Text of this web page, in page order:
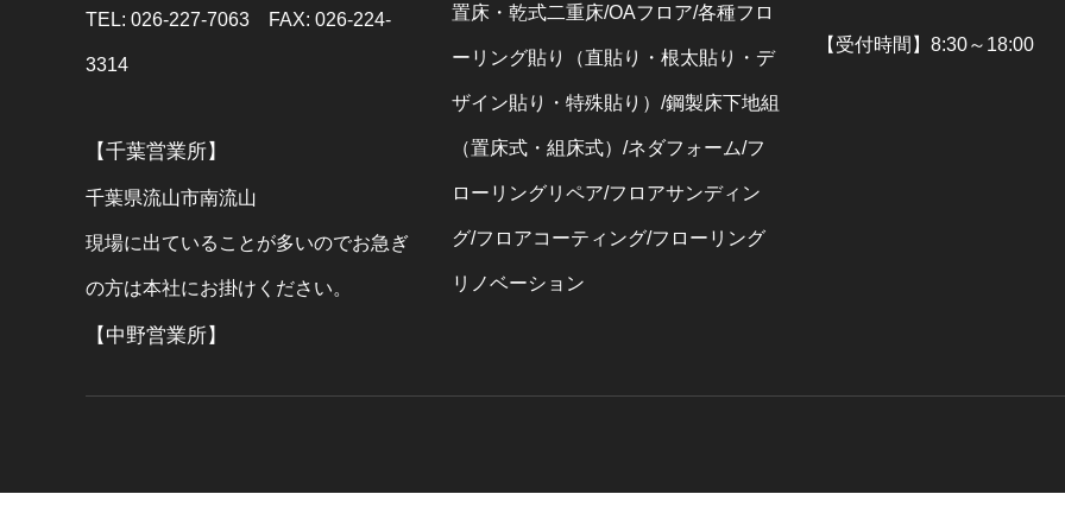
TEL: 026-227-7063 FAX: 026-224-
3314
【千葉営業所】
千葉県流山市南流山
現場に出ていることが多いのでお急ぎ
の方は本社にお掛けください。
【中野営業所】
置床・乾式二重床/OAフロア/各種フロ
ーリング貼り（直貼り・根太貼り・デ
ザイン貼り・特殊貼り）/鋼製床下地組
（置床式・組床式）/ネダフォーム/フ
ローリングリペア/フロアサンディン
グ/フロアコーティング/フローリング
リノベーション
【受付時間】8:30～18:00